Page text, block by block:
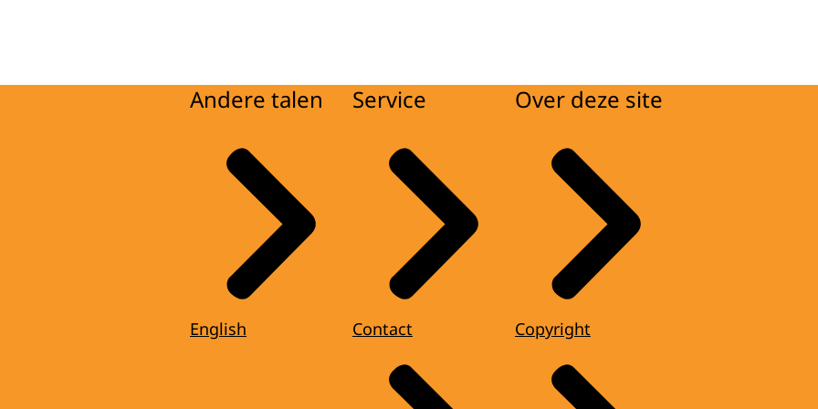
Andere talen
English
Service
Contact
Over deze site
Copyright